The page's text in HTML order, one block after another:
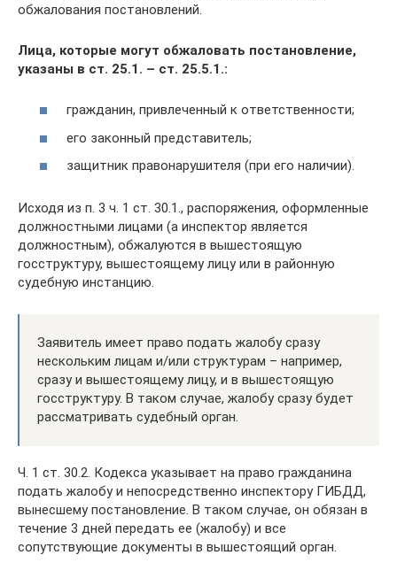
обжалования постановлений.
Лица, которые могут обжаловать постановление,
указаны в ст. 25.1. – ст. 25.5.1.:
гражданин, привлеченный к ответственности;
его законный представитель;
защитник правонарушителя (при его наличии).
Исходя из п. 3 ч. 1 ст. 30.1., распоряжения, оформленные
должностными лицами (а инспектор является
должностным), обжалуются в вышестоящую
госструктуру, вышестоящему лицу или в районную
судебную инстанцию.
Заявитель имеет право подать жалобу сразу
нескольким лицам и/или структурам – например,
сразу и вышестоящему лицу, и в вышестоящую
госструктуру. В таком случае, жалобу сразу будет
рассматривать судебный орган.
Ч. 1 ст. 30.2. Кодекса указывает на право гражданина
подать жалобу и непосредственно инспектору ГИБДД,
вынесшему постановление. В таком случае, он обязан в
течение 3 дней передать ее (жалобу) и все
сопутствующие документы в вышестоящий орган.